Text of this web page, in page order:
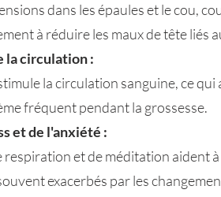
dans les épaules et le cou,
à réduire les maux de tête liés
la circulation :
la circulation sanguine, ce
fréquent pendant la grossesse.
et de l'anxiété :
respiration et de méditation aident
exacerbés par les